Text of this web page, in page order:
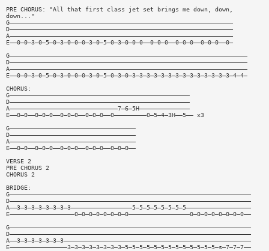
PRE CHORUS: "All that first class jet set brings me down, down,
down..."
G——————————————————————————————————————————————————————————————
D——————————————————————————————————————————————————————————————
A——————————————————————————————————————————————————————————————
E——0—0—3—0—5—0—3—0—0—0—3—0—5—0—3—0—0—0——0—0—0——0—0—0——0—0—0——0—
G——————————————————————————————————————————————————————————————————
D——————————————————————————————————————————————————————————————————
A——————————————————————————————————————————————————————————————————
E——0—0—3—0—5—0—3—0—0—0—3—0—5—0—3—0—3—3—3—3—3—3—3—3—3—3—3—3—3—3—4—4—
CHORUS:
G——————————————————————————————————————————————————
D——————————————————————————————————————————————————
A——————————————————————————————7—6—5H——————————————
E——0—0——0—0—0——0—0—0——0—0—0——0—————————0—5—4—3H——5—— x3
G———————————————————————————————————
D———————————————————————————————————
A———————————————————————————————————
E——0—0——0—0—0——0—0—0——0—0—0——0—0—0——
VERSE 2
PRE CHORUS 2
CHORUS 2
BRIDGE:
G———————————————————————————————————————————————————————————————————
D———————————————————————————————————————————————————————————————————
A——3—3—3—3—3—3—3—3—————————————————5—5—5—5—5—5—5—5——————————————————
E——————————————————0—0—0—0—0—0—0—0—————————————————0—0—0—0—0—0—0—0——
G———————————————————————————————————————————————————————————————————
D———————————————————————————————————————————————————————————————————
A——3—3—3—3—3—3—3————————————————————————————————————————————————————
E————————————————3—3—3—3—3—3—3—3—5—5—5—5—5—5—5—5—5—5—5—5—5—s—7—7—7——